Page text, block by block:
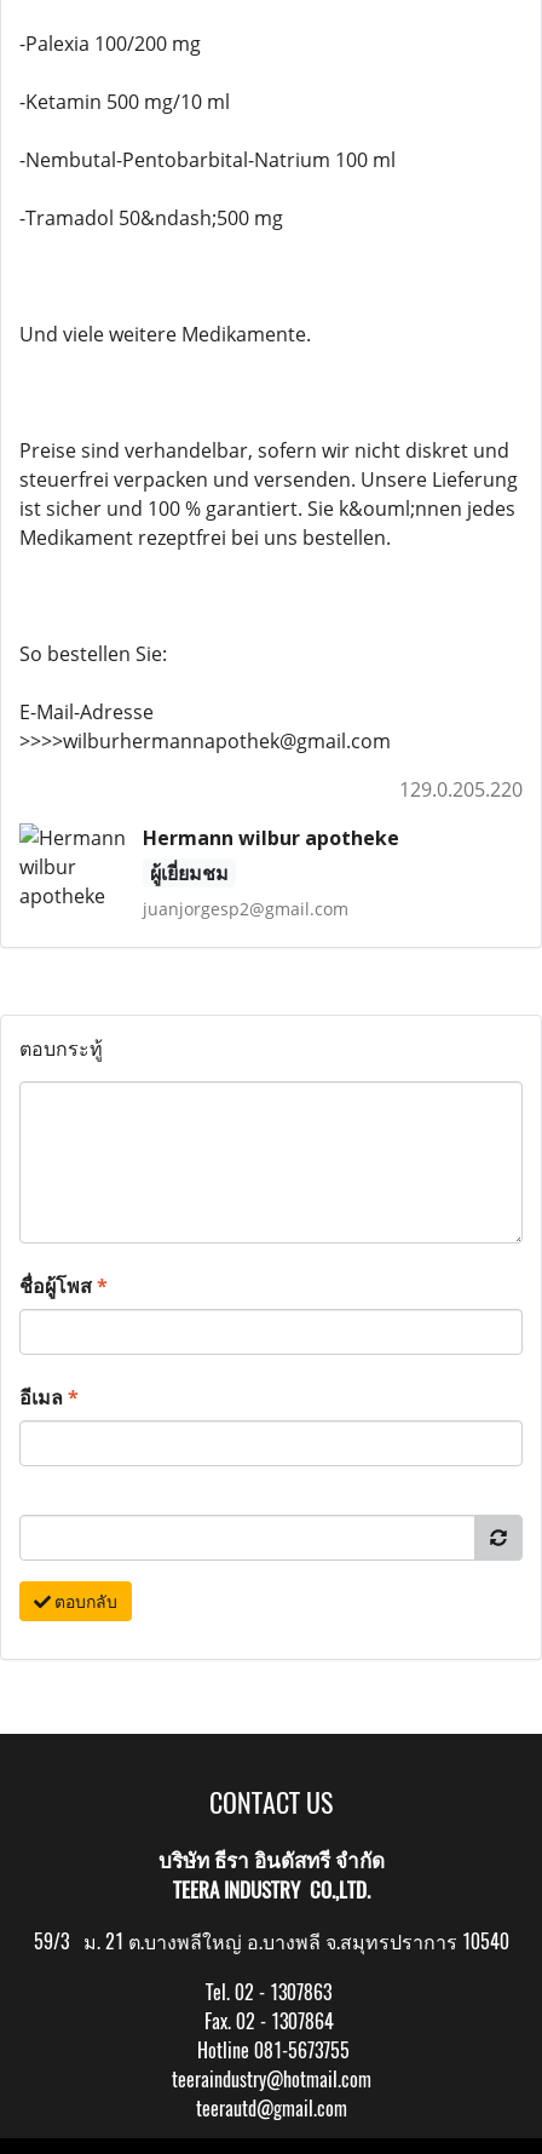
-Palexia 100/200 mg
-Ketamin 500 mg/10 ml
-Nembutal-Pentobarbital-Natrium 100 ml
-Tramadol 50&ndash;500 mg
Und viele weitere Medikamente.
Preise sind verhandelbar, sofern wir nicht diskret und
steuerfrei verpacken und versenden. Unsere Lieferung
ist sicher und 100 % garantiert. Sie k&ouml;nnen jedes
Medikament rezeptfrei bei uns bestellen.
So bestellen Sie:
E-Mail-Adresse
>>>>wilburhermannapothek@gmail.com
129.0.205.220
Hermann wilbur apotheke
ผู้เยี่ยมชม
juanjorgesp2@gmail.com
ตอบกระทู้
ชื่อผู้โพส*
อีเมล*
ตอบกลับ
CONTACT US
บริษัท ธีรา อินดัสทรี จำกัด
TEERA INDUSTRY CO.,LTD.
59/3 ม. 21 ต.บางพลีใหญ่ อ.บางพลี จ.สมุทรปราการ 10540
Tel. 02 - 1307863
Fax. 02 - 1307864
Hotline 081-5673755
teeraindustry@hotmail.com
teerautd@gmail.com